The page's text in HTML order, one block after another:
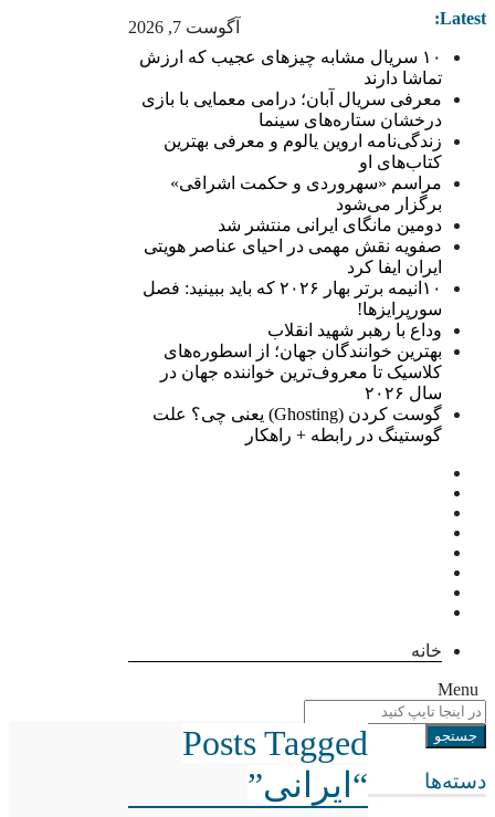
آگوست 7, 2026 Latest:
۱۰ سریال مشابه چیزهای عجیب که ارزش
تماشا دارند
معرفی سریال آبان؛ درامی معمایی با بازی
درخشان ستاره‌های سینما
زندگی‌نامه اروین یالوم و معرفی بهترین
کتاب‌های او
مراسم «سهروردی و حکمت اشراقی»
برگزار می‌شود
دومین مانگای ایرانی منتشر شد
صفویه نقش مهمی در احیای عناصر هویتی
ایران ایفا کرد
۱۰انیمه برتر بهار ۲۰۲۶ که باید ببینید: فصل
سورپرایزها!
وداع با رهبر شهید انقلاب
بهترین خوانندگان جهان؛ از اسطوره‌های
کلاسیک تا معروف‌ترین خواننده جهان در
سال ۲۰۲۶
گوست کردن (Ghosting) یعنی چی؟ علت
گوستینگ در رابطه + راهکار
خانه
Menu
دسته‌ها
Posts Tagged
“ایرانی”